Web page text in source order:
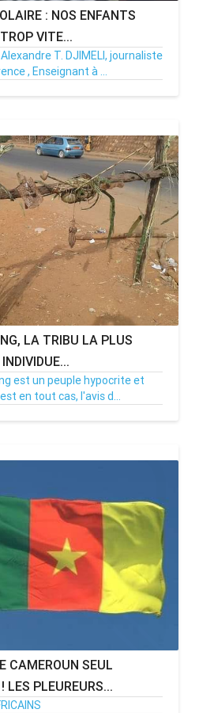
: NOS ENFANTS
VITE...
T. DJIMELI, journaliste
, Enseignant à ...
Par MenouActu 2
LA TRIBU LA PLUS
est un peuple hypocrite et
en tout cas, l'avis d...
Par MenouActu 0
CAMEROUN SEUL
LES PLEUREURS...